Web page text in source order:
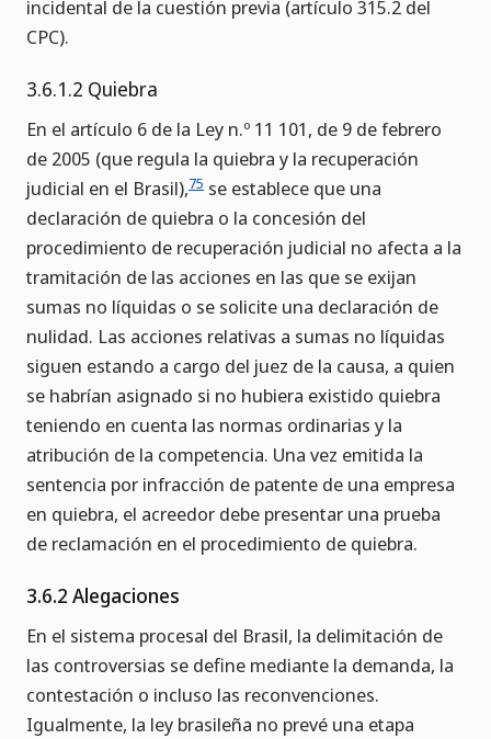
incidental de la cuestión previa (artículo 315.2 del
CPC).
3.6.1.2 Quiebra
En el artículo 6 de la Ley n.º 11 101, de 9 de febrero
de 2005 (que regula la quiebra y la recuperación
judicial en el Brasil),75 se establece que una
declaración de quiebra o la concesión del
procedimiento de recuperación judicial no afecta a la
tramitación de las acciones en las que se exijan
sumas no líquidas o se solicite una declaración de
nulidad. Las acciones relativas a sumas no líquidas
siguen estando a cargo del juez de la causa, a quien
se habrían asignado si no hubiera existido quiebra
teniendo en cuenta las normas ordinarias y la
atribución de la competencia. Una vez emitida la
sentencia por infracción de patente de una empresa
en quiebra, el acreedor debe presentar una prueba
de reclamación en el procedimiento de quiebra.
3.6.2 Alegaciones
En el sistema procesal del Brasil, la delimitación de
las controversias se define mediante la demanda, la
contestación o incluso las reconvenciones.
Igualmente, la ley brasileña no prevé una etapa